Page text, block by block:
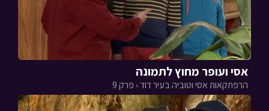
אסי ועופר מחוץ לתמונה
הרפתקאות אסי וטוביה בעיר דוד › פרק 9